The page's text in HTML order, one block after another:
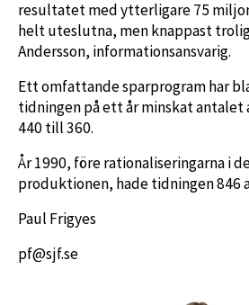
resultatet med ytterligare 75
helt uteslutna, men knappast
Andersson, informationsansvarig.
Ett omfattande sparprogram har
tidningen på ett år minskat antalet
440 till 360.
År 1990, före rationaliseringarna i
produktionen, hade tidningen 846
Paul Frigyes
pf@sjf.se